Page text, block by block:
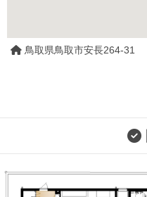
鳥取県鳥取市安長264-31